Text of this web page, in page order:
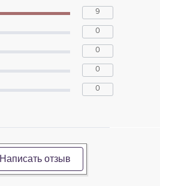
9
0
0
0
0
Написать отзыв